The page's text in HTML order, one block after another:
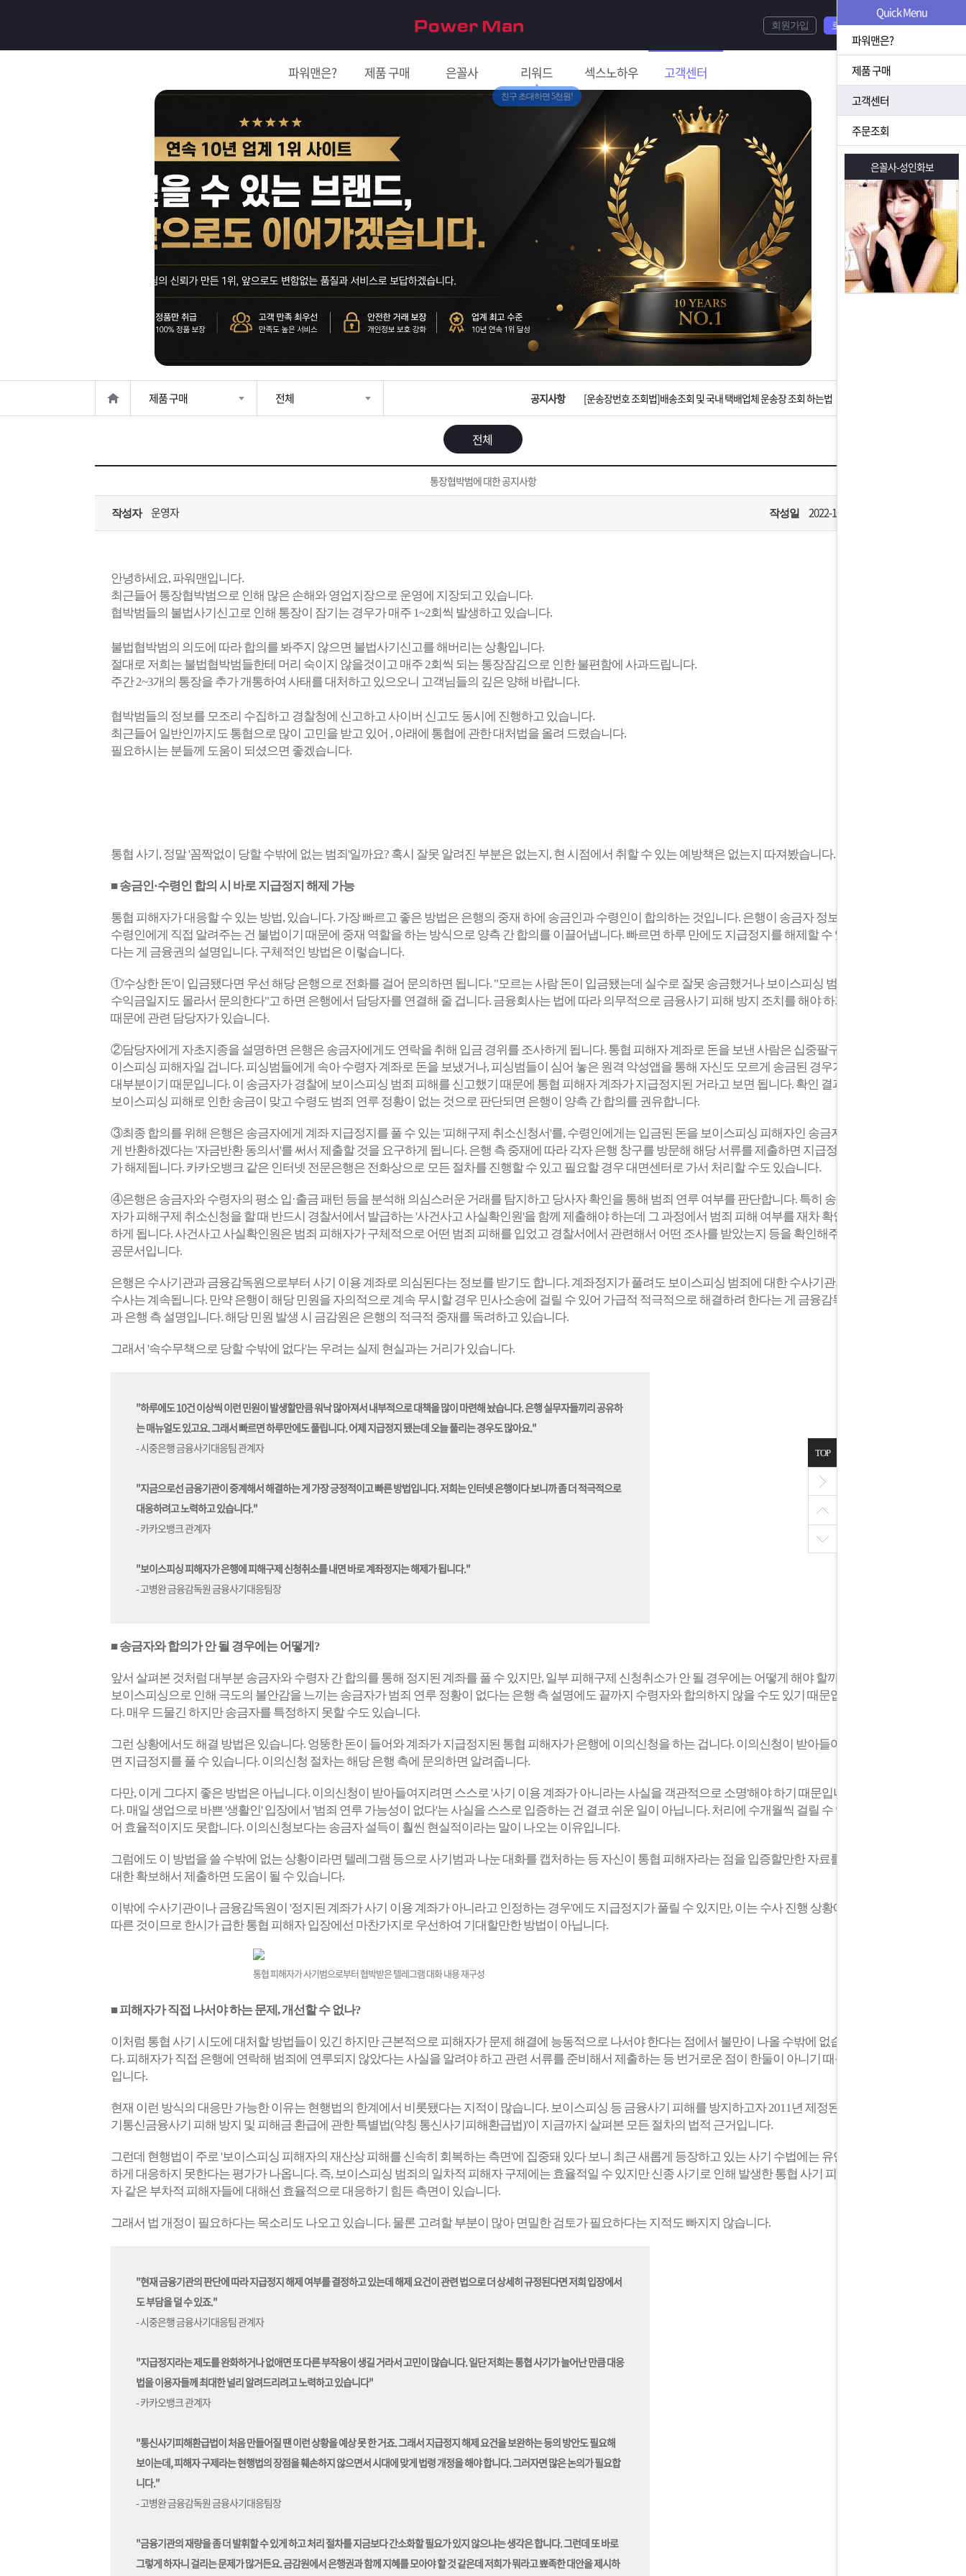
파워맨은? 제품 구매 은꼴사 리워드
친구 초대하면 5천원!
섹스노하우 고객센터
회원가입 로그인
그
제품 구매 전체 공지사항
입금확인이 안되는 상황을 대비해 꼭 입금후 고객센터 연락바랍니다.
[2026구정 연휴]설 연휴 배송 및 휴무 안내
[운송장번호 조회법]배송조회 및 국내 택배업체 운송장 조회 하는법
[무인택배함 이용 안내] 집 밖에 주소로 택배 받기
전체
통장협박범에 대한 공지사항
작성자 운영자 작성일 2022-10-22
안녕하세요, 파워맨입니다.
최근들어 통장협박범으로 인해 많은 손해와 영업지장으로 운영에 지장되고 있습니다.
협박범들의 불법사기신고로 인해 통장이 잠기는 경우가 매주 1~2회씩 발생하고 있습니다.
불법협박범의 의도에 따라 합의를 봐주지 않으면 불법사기신고를 해버리는 상황입니다.
절대로 저희는 불법협박범들한테 머리 숙이지 않을것이고 매주 2회씩 되는 통장잠김으로 인한 불편함에 사과드립니다.
주간 2~3개의 통장을 추가 개통하여 사태를 대처하고 있으오니 고객님들의 깊은 양해 바랍니다.
협박범들의 정보를 모조리 수집하고 경찰청에 신고하고 사이버 신고도 동시에 진행하고 있습니다.
최근들어 일반인까지도 통협으로 많이 고민을 받고 있어 , 아래에 통협에 관한 대처법을 올려 드렸습니다.
필요하시는 분들께 도움이 되셨으면 좋겠습니다.
통협 사기, 정말 '꼼짝없이 당할 수밖에 없는 범죄'일까요? 혹시 잘못 알려진 부분은 없는지, 현 시점에서 취할 수 있는 예방책은 없는지 따져봤습니다.
■ 송금인·수령인 합의 시 바로 지급정지 해제 가능
통협 피해자가 대응할 수 있는 방법, 있습니다. 가장 빠르고 좋은 방법은 은행의 중재 하에 송금인과 수령인이 합의하는 것입니다. 은행이 송금자 정보를
수령인에게 직접 알려주는 건 불법이기 때문에 중재 역할을 하는 방식으로 양측 간 합의를 이끌어냅니다. 빠르면 하루 만에도 지급정지를 해제할 수 있
다는 게 금융권의 설명입니다. 구체적인 방법은 이렇습니다.
①'수상한 돈'이 입금됐다면 우선 해당 은행으로 전화를 걸어 문의하면 됩니다. "모르는 사람 돈이 입금됐는데 실수로 잘못 송금했거나 보이스피싱 범죄
수익금일지도 몰라서 문의한다"고 하면 은행에서 담당자를 연결해 줄 겁니다. 금융회사는 법에 따라 의무적으로 금융사기 피해 방지 조치를 해야 하기
때문에 관련 담당자가 있습니다.
②담당자에게 자초지종을 설명하면 은행은 송금자에게도 연락을 취해 입금 경위를 조사하게 됩니다. 통협 피해자 계좌로 돈을 보낸 사람은 십중팔구 보
이스피싱 피해자일 겁니다. 피싱범들에게 속아 수령자 계좌로 돈을 보냈거나, 피싱범들이 심어 놓은 원격 악성앱을 통해 자신도 모르게 송금된 경우가
대부분이기 때문입니다. 이 송금자가 경찰에 보이스피싱 범죄 피해를 신고했기 때문에 통협 피해자 계좌가 지급정지된 거라고 보면 됩니다. 확인 결과
보이스피싱 피해로 인한 송금이 맞고 수령도 범죄 연루 정황이 없는 것으로 판단되면 은행이 양측 간 합의를 권유합니다.
③최종 합의를 위해 은행은 송금자에게 계좌 지급정지를 풀 수 있는 '피해구제 취소신청서'를, 수령인에게는 입금된 돈을 보이스피싱 피해자인 송금자에
게 반환하겠다는 '자금반환 동의서'를 써서 제출할 것을 요구하게 됩니다. 은행 측 중재에 따라 각자 은행 창구를 방문해 해당 서류를 제출하면 지급정지
가 해제됩니다. 카카오뱅크 같은 인터넷 전문은행은 전화상으로 모든 절차를 진행할 수 있고 필요할 경우 대면센터로 가서 처리할 수도 있습니다.
④은행은 송금자와 수령자의 평소 입·출금 패턴 등을 분석해 의심스러운 거래를 탐지하고 당사자 확인을 통해 범죄 연루 여부를 판단합니다. 특히 송금
자가 피해구제 취소신청을 할 때 반드시 경찰서에서 발급하는 '사건사고 사실확인원'을 함께 제출해야 하는데 그 과정에서 범죄 피해 여부를 재차 확인
하게 됩니다. 사건사고 사실확인원은 범죄 피해자가 구체적으로 어떤 범죄 피해를 입었고 경찰서에서 관련해서 어떤 조사를 받았는지 등을 확인해주는
공문서입니다.
은행은 수사기관과 금융감독원으로부터 사기 이용 계좌로 의심된다는 정보를 받기도 합니다. 계좌정지가 풀려도 보이스피싱 범죄에 대한 수사기관의
수사는 계속됩니다. 만약 은행이 해당 민원을 자의적으로 계속 무시할 경우 민사소송에 걸릴 수 있어 가급적 적극적으로 해결하려 한다는 게 금융감독원
과 은행 측 설명입니다. 해당 민원 발생 시 금감원은 은행의 적극적 중재를 독려하고 있습니다.
그래서 '속수무책으로 당할 수밖에 없다'는 우려는 실제 현실과는 거리가 있습니다.
"하루에도 10건 이상씩 이런 민원이 발생할만큼 워낙 많아져서 내부적으로 대책을 많이 마련해 놨습니다. 은행 실무자들끼리 공유하
는 매뉴얼도 있고요. 그래서 빠르면 하루만에도 풀립니다. 어제 지급정지 됐는데 오늘 풀리는 경우도 많아요."
- 시중은행 금융사기대응팀 관계자
"지금으로선 금융기관이 중계해서 해결하는 게 가장 긍정적이고 빠른 방법입니다. 저희는 인터넷 은행이다 보니까 좀 더 적극적으로
대응하려고 노력하고 있습니다."
- 카카오뱅크 관계자
"보이스피싱 피해자가 은행에 피해구제 신청취소를 내면 바로 계좌정지는 해제가 됩니다."
- 고병완 금융감독원 금융사기대응팀장
■ 송금자와 합의가 안 될 경우에는 어떻게?
앞서 살펴본 것처럼 대부분 송금자와 수령자 간 합의를 통해 정지된 계좌를 풀 수 있지만, 일부 피해구제 신청취소가 안 될 경우에는 어떻게 해야 할까요?
보이스피싱으로 인해 극도의 불안감을 느끼는 송금자가 범죄 연루 정황이 없다는 은행 측 설명에도 끝까지 수령자와 합의하지 않을 수도 있기 때문입니
다. 매우 드물긴 하지만 송금자를 특정하지 못할 수도 있습니다.
그런 상황에서도 해결 방법은 있습니다. 엉뚱한 돈이 들어와 계좌가 지급정지된 통협 피해자가 은행에 이의신청을 하는 겁니다. 이의신청이 받아들여 지
면 지급정지를 풀 수 있습니다. 이의신청 절차는 해당 은행 측에 문의하면 알려줍니다.
다만, 이게 그다지 좋은 방법은 아닙니다. 이의신청이 받아들여지려면 스스로 '사기 이용 계좌가 아니라는 사실을 객관적으로 소명'해야 하기 때문입니
다. 매일 생업으로 바쁜 '생활인' 입장에서 '범죄 연루 가능성이 없다'는 사실을 스스로 입증하는 건 결코 쉬운 일이 아닙니다. 처리에 수개월씩 걸릴 수 있
어 효율적이지도 못합니다. 이의신청보다는 송금자 설득이 훨씬 현실적이라는 말이 나오는 이유입니다.
그럼에도 이 방법을 쓸 수밖에 없는 상황이라면 텔레그램 등으로 사기범과 나눈 대화를 캡처하는 등 자신이 통협 피해자라는 점을 입증할만한 자료를 최
대한 확보해서 제출하면 도움이 될 수 있습니다.
이밖에 수사기관이나 금융감독원이 '정지된 계좌가 사기 이용 계좌가 아니라고 인정하는 경우'에도 지급정지가 풀릴 수 있지만, 이는 수사 진행 상황에
따른 것이므로 한시가 급한 통협 피해자 입장에선 마찬가지로 우선하여 기대할만한 방법이 아닙니다.
통협 피해자가 사기범으로부터 협박받은 텔레그램 대화 내용 재구성
■ 피해자가 직접 나서야 하는 문제, 개선할 수 없나?
이처럼 통협 사기 시도에 대처할 방법들이 있긴 하지만 근본적으로 피해자가 문제 해결에 능동적으로 나서야 한다는 점에서 불만이 나올 수밖에 없습니
다. 피해자가 직접 은행에 연락해 범죄에 연루되지 않았다는 사실을 알려야 하고 관련 서류를 준비해서 제출하는 등 번거로운 점이 한둘이 아니기 때문
입니다.
현재 이런 방식의 대응만 가능한 이유는 현행법의 한계에서 비롯됐다는 지적이 많습니다. 보이스피싱 등 금융사기 피해를 방지하고자 2011년 제정된 '전
기통신금융사기 피해 방지 및 피해금 환급에 관한 특별법(약칭 통신사기피해환급법)'이 지금까지 살펴본 모든 절차의 법적 근거입니다.
그런데 현행법이 주로 '보이스피싱 피해자의 재산상 피해를 신속히 회복하는 측면'에 집중돼 있다 보니 최근 새롭게 등장하고 있는 사기 수법에는 유연
하게 대응하지 못한다는 평가가 나옵니다. 즉, 보이스피싱 범죄의 일차적 피해자 구제에는 효율적일 수 있지만 신종 사기로 인해 발생한 통협 사기 피해
자 같은 부차적 피해자들에 대해선 효율적으로 대응하기 힘든 측면이 있습니다.
그래서 법 개정이 필요하다는 목소리도 나오고 있습니다. 물론 고려할 부분이 많아 면밀한 검토가 필요하다는 지적도 빠지지 않습니다.
"현재 금융기관의 판단에 따라 지급정지 해제 여부를 결정하고 있는데 해제 요건이 관련 법으로 더 상세히 규정된다면 저희 입장에서
도 부담을 덜 수 있죠."
- 시중은행 금융사기대응팀 관계자
"지급정지라는 제도를 완화하거나 없애면 또 다른 부작용이 생길 거라서 고민이 많습니다. 일단 저희는 통협 사기가 늘어난 만큼 대응
법을 이용자들께 최대한 널리 알려드리려고 노력하고 있습니다"
- 카카오뱅크 관계자
"통신사기피해환급법이 처음 만들어질 땐 이런 상황을 예상 못 한 거죠. 그래서 지급정지 해제 요건을 보완하는 등의 방안도 필요해
보이는데, 피해자 구제라는 현행법의 장점을 훼손하지 않으면서 시대에 맞게 법령 개정을 해야 합니다. 그러자면 많은 논의가 필요합
니다."
- 고병완 금융감독원 금융사기대응팀장
"금융기관의 재량을 좀 더 발휘할 수 있게 하고 처리 절차를 지금보다 간소화할 필요가 있지 않으냐는 생각은 합니다. 그런데 또 바로
그렇게 하자니 걸리는 문제가 많거든요. 금감원에서 은행권과 함께 지혜를 모아야 할 것 같은데 저희가 뭐라고 뾰족한 대안을 제시하
Quick Menu
파워맨은?
제품 구매
고객센터
주문조회
은꼴사-성인화보 은꼴사-성인화보
TOP